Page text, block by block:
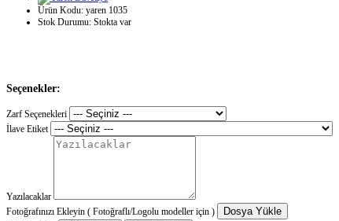
Ürün Kodu: yaren 1035
Stok Durumu: Stokta var
Seçenekler:
Zarf Seçenekleri
İlave Etiket
Yazılacaklar
Fotoğrafınızı Ekleyin ( Fotoğraflı/Logolu modeller için )
Dosya Yükle